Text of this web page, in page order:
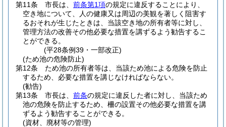
第11条
市長は、 前条第1項の規定に違反することにより、
空き地について、人の健康又は周辺の美観を著しく阻害す
るおそれが生じたときは、当該空き地の所有者等に対し、
管理方法の改善その他必要な措置を講ずるよう勧告するこ
とができる。
(平28条例39・一部改正)
(ため池の危険防止)
第12条
ため池の所有者等は、当該ため池による危険を防止
するため、必要な措置を講じなければならない。
(勧告)
第13条
市長は、 前条の規定に違反した者に対し、当該ため
池の危険を防止するため、柵の設置その他必要な措置を講
ずるよう勧告することができる。
(資材、廃材等の管理)